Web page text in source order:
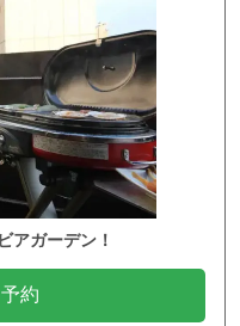
アガーデン！
約